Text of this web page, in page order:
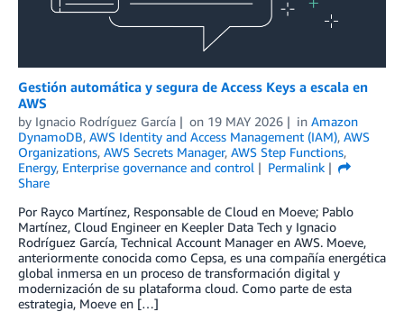
Gestión automática y segura de Access Keys a escala en
AWS
by Ignacio Rodríguez García on 19 MAY 2026 in Amazon
DynamoDB, AWS Identity and Access Management (IAM), AWS
Organizations, AWS Secrets Manager, AWS Step Functions,
Energy, Enterprise governance and control
Permalink
Share
Por Rayco Martínez, Responsable de Cloud en Moeve; Pablo
Martínez, Cloud Engineer en Keepler Data Tech y Ignacio
Rodríguez García, Technical Account Manager en AWS. Moeve,
anteriormente conocida como Cepsa, es una compañía energética
global inmersa en un proceso de transformación digital y
modernización de su plataforma cloud. Como parte de esta
estrategia, Moeve en […]